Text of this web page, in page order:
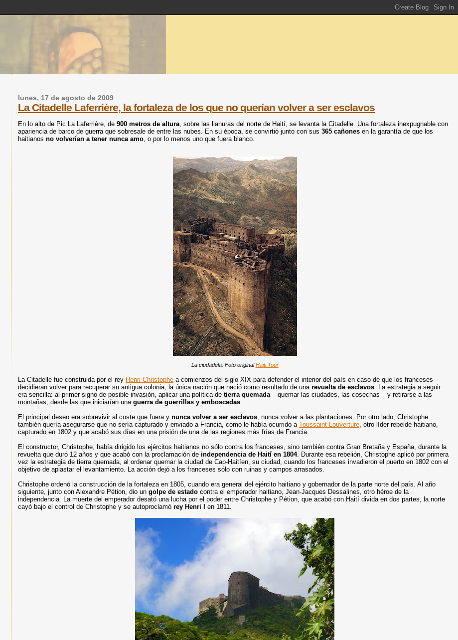
lunes, 17 de agosto de 2009
La Citadelle Laferrière, la fortaleza de los que no querían volver a ser esclavos
En lo alto de Pic La Laferrière, de900 metros de altura, sobre las llanuras del norte de Haití, se levanta la Citadelle. Una fortaleza inexpugnable con
apariencia de barco de guerra que sobresale de entre las nubes. En su época, se convirtió junto con sus365 cañones en la garantía de que los
haitianosno volverían a tener nunca amo, o por lo menos uno que fuera blanco.
La ciudadela. Foto originalHaiti Tour
La Citadelle fue construida por el rey Henri Christophe a comienzos del siglo XIX para defender el interior del país en caso de que los franceses
decidieran volver para recuperar su antigua colonia, la única nación que nació como resultado de unarevueltade esclavos. La estrategia a seguir
era sencilla: al primer signo de posible invasión, aplicar una política detierra quemada– quemar las ciudades, las cosechas – y retirarse a las
montañas, desde las que iniciarían unaguerra de guerrillas y emboscadas.
El principal deseo era sobrevivir al coste que fuera ynunca volver a ser esclavos, nunca volver a las plantaciones. Por otro lado, Christophe
también quería asegurarse que no sería capturado y enviado a Francia, como le había ocurrido aToussaint Louverture, otro líder rebelde haitiano,
capturado en 1802 y que acabó sus días en una prisión de una de las regiones más frías de Francia.
El constructor, Christophe, había dirigido los ejércitos haitianos no sólo contra los franceses, sino también contra Gran Bretaña y España, durante la
revuelta que duró 12 años y que acabó con la proclamación deindependencia de Haití en 1804. Durante esa rebelión, Christophe aplicó por primera
vez la estrategia de tierra quemada, al ordenar quemar la ciudad de Cap-Haitíen, su ciudad, cuando los franceses invadieron el puerto en 1802 con el
objetivo de aplastar el levantamiento. La acción dejó a los franceses sólo con ruinas y campos arrasados.
Christophe ordenó la construcción de la fortaleza en 1805, cuando era general del ejército haitiano y gobernador de la parte norte del país. Al año
siguiente, junto con Alexandre Pétion, dio ungolpe de estadocontra el emperadorhaitiano, Jean-Jacques Dessalines, otro héroe de la
independencia. La muerte del emperador desató una lucha por el poder entre Christophe y Pétion, que acabó con Haití divida en dos partes, la norte
cayó bajo el control de Christophe y se autoproclamórey Henri I en 1811.